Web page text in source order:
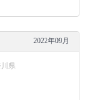
2022年09月
県